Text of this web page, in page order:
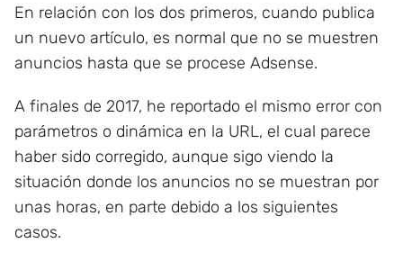
En relación con los dos primeros, cuando publica
un nuevo artículo, es normal que no se muestren
anuncios hasta que se procese Adsense.
A finales de 2017, he reportado el mismo error con
parámetros o dinámica en la URL, el cual parece
haber sido corregido, aunque sigo viendo la
situación donde los anuncios no se muestran por
unas horas, en parte debido a los siguientes
casos.